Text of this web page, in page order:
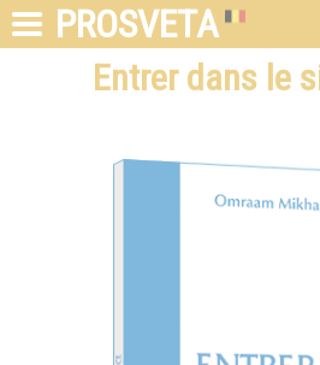
PROSVETA
Entrer dans le